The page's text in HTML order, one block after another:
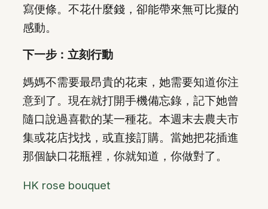
寫便條。不花什麼錢，卻能帶來無可比擬的
感動。
下一步：立刻行動
媽媽不需要最昂貴的花束，她需要知道你注
意到了。現在就打開手機備忘錄，記下她曾
隨口說過喜歡的某一種花。本週末去農夫市
集或花店找找，或直接訂購。當她把花插進
那個缺口花瓶裡，你就知道，你做對了。
HK rose bouquet